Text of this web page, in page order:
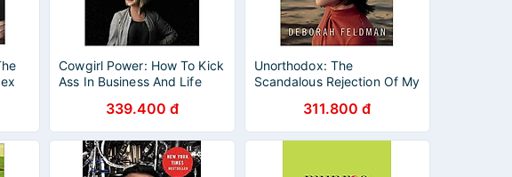
Cowgirl Power: How To Kick
Ass In Business And Life
339.400 đ
Unorthodox: The
Scandalous Rejection Of My
311.800 đ